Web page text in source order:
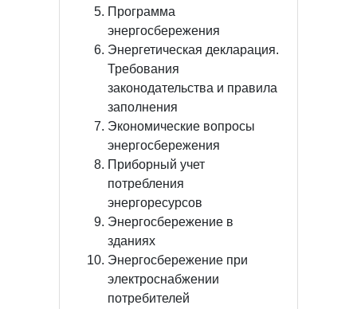
Программа
энергосбережения
Энергетическая декларация.
Требования
законодательства и правила
заполнения
Экономические вопросы
энергосбережения
Приборный учет
потребления
энергоресурсов
Энергосбережение в
зданиях
Энергосбережение при
электроснабжении
потребителей